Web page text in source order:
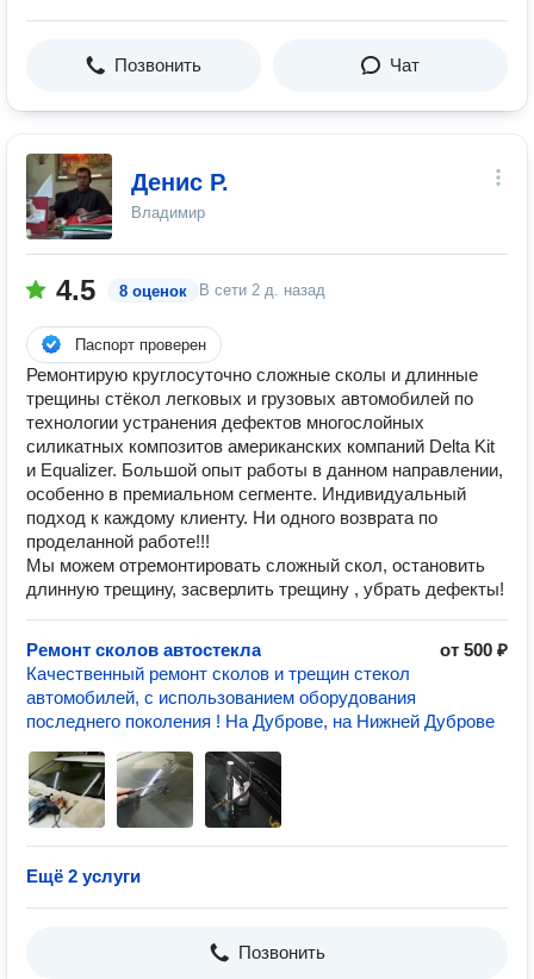
Позвонить Чат
Денис Р.
Владимир
4.5 8 оценок В сети 2 д. назад
Паспорт проверен
Ремонтирую круглосуточно сложные сколы и длинные
трещины стёкол легковых и грузовых автомобилей по
технологии устранения дефектов многослойных
силикатных композитов американских компаний Delta Kit
и Equalizer. Большой опыт работы в данном направлении,
особенно в премиальном сегменте. Индивидуальный
подход к каждому клиенту. Ни одного возврата по
проделанной работе!!!
Мы можем отремонтировать сложный скол, остановить
длинную трещину, засверлить трещину , убрать дефекты!
Ремонт сколов автостекла
от 500 ₽
Качественный ремонт сколов и трещин стекол
автомобилей, с использованием оборудования
последнего поколения ! На Дуброве, на Нижней Дуброве
Ещё 2 услуги
Позвонить